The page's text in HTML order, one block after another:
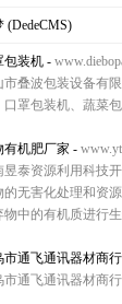
(DedeCMS)
包装机 -
市叠波包装设备有
口罩包装机、蔬菜
有机肥厂家 -
昱泰资源利用科技
的无害化处理和资
物中的有机质进行
市通飞通讯器材商行
市通飞通讯器材商